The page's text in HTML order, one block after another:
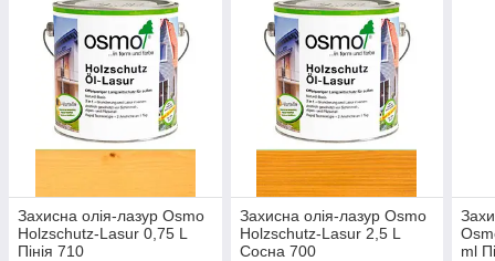
Захисна олія-лазур Osmo
Holzschutz-Lasur 0,75 L
Пінія 710
Захисна олія-лазур Osmo
Holzschutz-Lasur 2,5 L
Сосна 700
ml